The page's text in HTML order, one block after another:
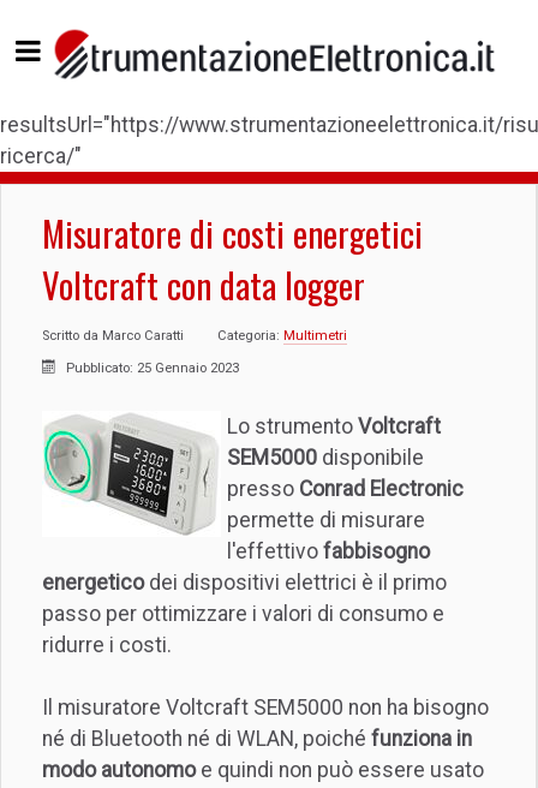
resultsUrl="https://www.strumentazioneelettronica.it/
ricerca/"
Misuratore di costi energetici
Voltcraft con data logger
Scritto da Marco Caratti Categoria: Multimetri
Pubblicato: 25 Gennaio 2023
Lo strumento Voltcraft
SEM5000 disponibile
presso Conrad Electronic
permette di misurare
l'effettivo fabbisogno
energeticodei dispositivi elettrici è il primo
passo per ottimizzare i valori di consumo e
ridurre i costi.
Il misuratore Voltcraft SEM5000 non ha bisogno
né di Bluetooth né di WLAN, poiché funziona in
modo autonomoe quindi non può essere usato